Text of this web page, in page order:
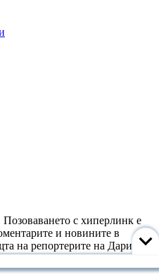
с хиперлинк е
и новините в
на репортерите на Дарик
радиото. Снимки: Дарик